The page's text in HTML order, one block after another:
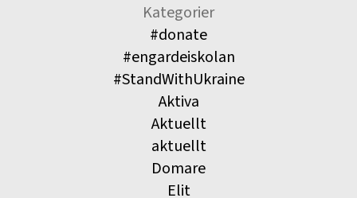
Kategorier
#donate
#engardeiskolan
#StandWithUkraine
Aktiva
Aktuellt
aktuellt
Domare
Elit